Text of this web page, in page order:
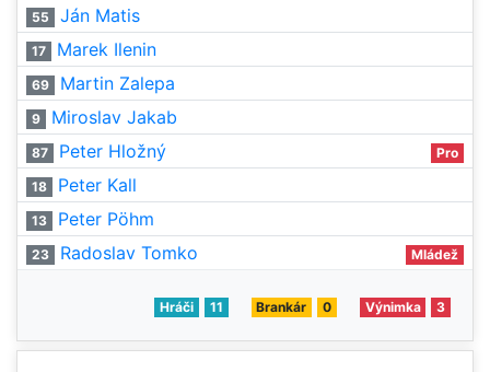
55 Ján Matis
17 Marek Ilenin
69 Martin Zalepa
9 Miroslav Jakab
87 Peter Hložný Pro
18 Peter Kall
13 Peter Pöhm
23 Radoslav Tomko Mládež
Hráči 11 Brankár 0 Výnimka 3